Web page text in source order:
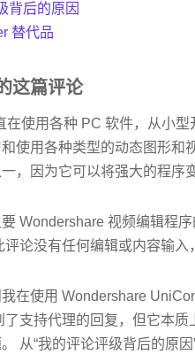
背后的原因
替代品
这篇评论
在使用各种 PC 软件，从小
使用各种类型的动态图形
，因为它可以将强大的程序
Wondershare 视频编辑程序
论没有任何编辑或内容输入
在使用 Wondershare
了支持代理的回复，但它本
从“我的评论评级背后的原因